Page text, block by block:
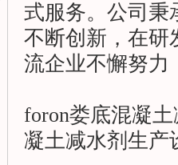
式服务。公司秉
不断创新，在研
流企业不懈努
foron娄底混凝
凝土减水剂生产